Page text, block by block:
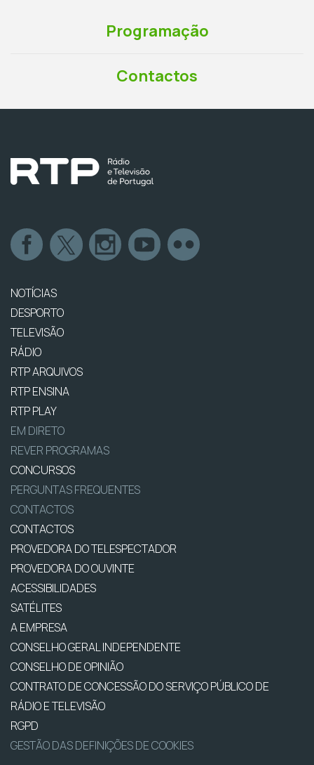
Programação
Contactos
NOTÍCIAS
DESPORTO
TELEVISÃO
RÁDIO
RTP ARQUIVOS
RTP ENSINA
RTP PLAY
EM DIRETO
REVER PROGRAMAS
CONCURSOS
PERGUNTAS FREQUENTES
CONTACTOS
CONTACTOS
PROVEDORA DO TELESPECTADOR
PROVEDORA DO OUVINTE
ACESSIBILIDADES
SATÉLITES
A EMPRESA
CONSELHO GERAL INDEPENDENTE
CONSELHO DE OPINIÃO
CONTRATO DE CONCESSÃO DO SERVIÇO PÚBLICO DE
RÁDIO E TELEVISÃO
RGPD
GESTÃO DAS DEFINIÇÕES DE COOKIES